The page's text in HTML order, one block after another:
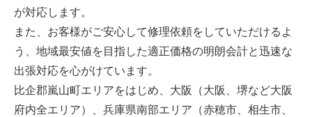
が対応します。
また、お客様がご安心して修理依頼をしていただけるよ
う、地域最安値を目指した適正価格の明朗会計と迅速な
出張対応を心がけています。
比企郡嵐山町エリアをはじめ、大阪（大阪、堺など大阪
府内全エリア）、兵庫県南部エリア（赤穂市、相生市、